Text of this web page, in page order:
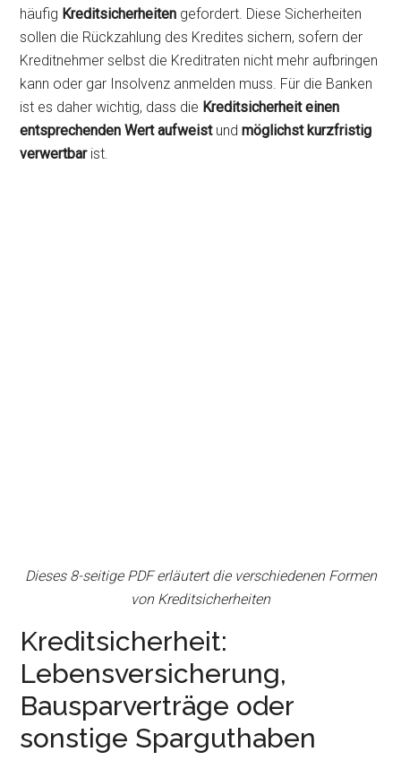
häufig Kreditsicherheiten gefordert. Diese Sicherheiten
sollen die Rückzahlung des Kredites sichern, sofern der
Kreditnehmer selbst die Kreditraten nicht mehr aufbringen
kann oder gar Insolvenz anmelden muss. Für die Banken
ist es daher wichtig, dass die Kreditsicherheit einen
entsprechenden Wert aufweistundmöglichst kurzfristig
verwertbarist.
Dieses 8-seitige PDF erläutert die verschiedenen Formen
von Kreditsicherheiten
Kreditsicherheit:
Lebensversicherung,
Bausparverträge oder
sonstige Sparguthaben